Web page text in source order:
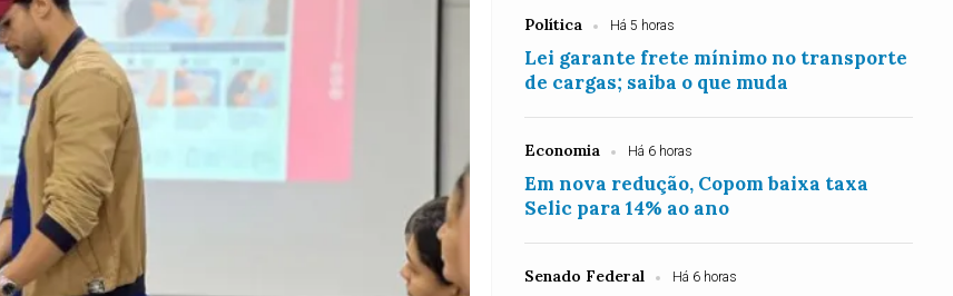
Política Há 5 horas
Lei garante frete mínimo no transporte
de cargas; saiba o que muda
Economia Há 6 horas
Em nova redução, Copom baixa taxa
Selic para 14% ao ano
Senado Federal Há 6 horas